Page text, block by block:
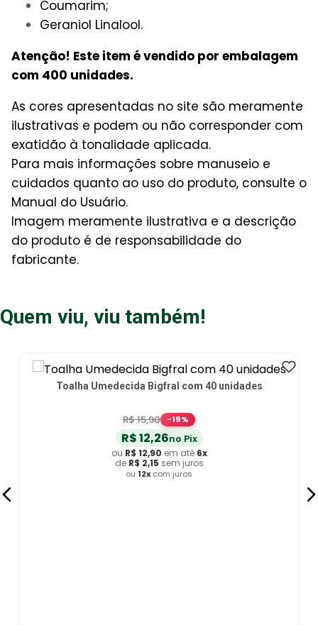
Coumarim;
Geraniol Linalool.
Atenção! Este item é vendido por embalagem
com 400 unidades.
As cores apresentadas no site são meramente
ilustrativas e podem ou não corresponder com
exatidão à tonalidade aplicada.
Para mais informações sobre manuseio e
cuidados quanto ao uso do produto, consulte o
Manual do Usuário.
Imagem meramente ilustrativa e a descrição
do produto é de responsabilidade do
fabricante.
Quem viu, viu também!
Toalha Umedecida Bigfral com 40 unidades
R$15,90 -19%
R$12,26no Pix
ou R$ 12,90 em até 6x
de R$ 2,15 sem juros
ou 12x com juros